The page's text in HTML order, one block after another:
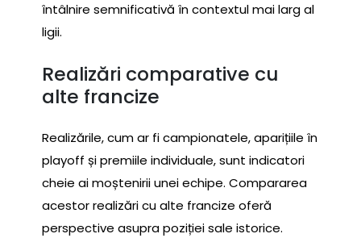
întâlnire semnificativă în contextul mai larg al
ligii.
Realizări comparative cu
alte francize
Realizările, cum ar fi campionatele, aparițiile în
playoff și premiile individuale, sunt indicatori
cheie ai moștenirii unei echipe. Compararea
acestor realizări cu alte francize oferă
perspective asupra poziției sale istorice.